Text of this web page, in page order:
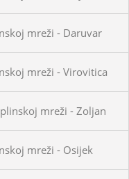
mreži - Daruvar
mreži - Virovitica
mreži - Zoljan
mreži - Osijek